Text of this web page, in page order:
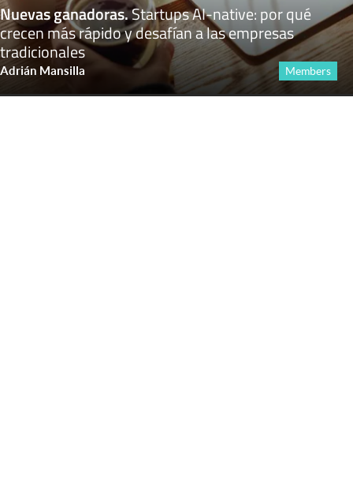
Nuevas ganadoras.Startups AI-native: por qué
crecen más rápido y desafían a las empresas
tradicionales
Adrián Mansilla Members